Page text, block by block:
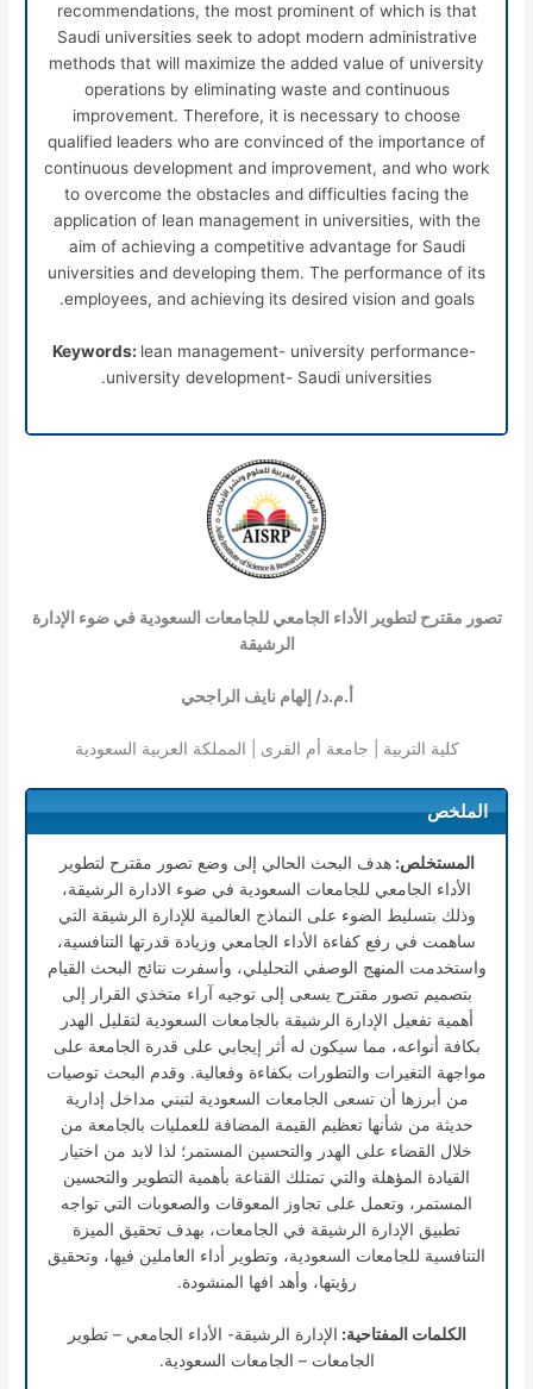
recommendations, the most prominent of which is that
Saudi universities seek to adopt modern administrative
methods that will maximize the added value of university
operations by eliminating waste and continuous
improvement. Therefore, it is necessary to choose
qualified leaders who are convinced of the importance of
continuous development and improvement, and who work
to overcome the obstacles and difficulties facing the
application of lean management in universities, with the
aim of achieving a competitive advantage for Saudi
universities and developing them. The performance of its
employees, and achieving its desired vision and goals.
Keywords: lean management- university performance-
university development- Saudi universities.
تصور مقترح لتطوير الأداء الجامعي للجامعات السعودية في ضوء الإدارة
الرشيقة
أ.م.د/ إلهام نايف الراجحي
كلية التربية | جامعة أم القرى | المملكة العربية السعودية
الملخص
المستخلص:هدف البحث الحالي إلى وضع تصور مقترح لتطوير
الأداء الجامعي للجامعات السعودية في ضوء الادارة الرشيقة،
وذلك بتسليط الضوء على النماذج العالمية للإدارة الرشيقة التي
ساهمت في رفع كفاءة الأداء الجامعي وزيادة قدرتها التنافسية،
واستخدمت المنهج الوصفي التحليلي، وأسفرت نتائج البحث القيام
بتصميم تصور مقترح يسعى إلى توجيه آراء متخذي القرار إلى
أهمية تفعيل الإدارة الرشيقة بالجامعات السعودية لتقليل الهدر
بكافة أنواعه، مما سيكون له أثر إيجابي على قدرة الجامعة على
مواجهة التغيرات والتطورات بكفاءة وفعالية. وقدم البحث توصيات
من أبرزها أن تسعى الجامعات السعودية لتبني مداخل إدارية
حديثة من شأنها تعظيم القيمة المضافة للعمليات بالجامعة من
خلال القضاء على الهدر والتحسين المستمر؛ لذا لابد من اختيار
القيادة المؤهلة والتي تمتلك القناعة بأهمية التطوير والتحسين
المستمر، وتعمل على تجاوز المعوقات والصعوبات التي تواجه
تطبيق الإدارة الرشيقة في الجامعات، بهدف تحقيق الميزة
التنافسية للجامعات السعودية، وتطوير أداء العاملين فيها، وتحقيق
رؤيتها، وأهد افها المنشودة.
الكلمات المفتاحية: الإدارة الرشيقة- الأداء الجامعي – تطوير
الجامعات – الجامعات السعودية.